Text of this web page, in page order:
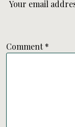
Your email
Comment*